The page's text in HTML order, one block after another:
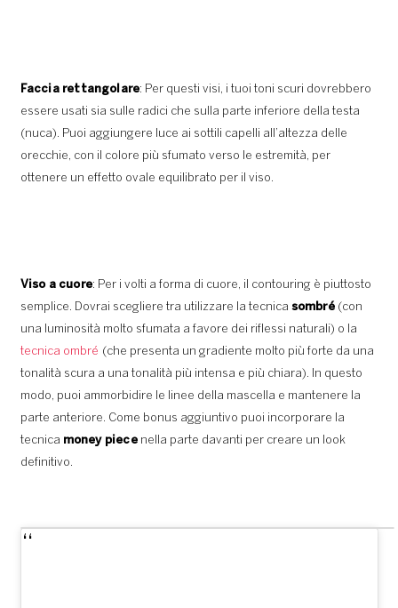
Faccia rettangolare: Per questi visi, i tuoi toni scuri dovrebbero
essere usati sia sulle radici che sulla parte inferiore della testa
(nuca). Puoi aggiungere luce ai sottili capelli all’altezza delle
orecchie, con il colore più sfumato verso le estremità, per
ottenere un effetto ovale equilibrato per il viso.
Viso a cuore: Per i volti a forma di cuore, il contouring è piuttosto
semplice. Dovrai scegliere tra utilizzare la tecnica sombré(con
una luminosità molto sfumata a favore dei riflessi naturali) o la
tecnica ombré (che presenta un gradiente molto più forte da una
tonalità scura a una tonalità più intensa e più chiara). In questo
modo, puoi ammorbidire le linee della mascella e mantenere la
parte anteriore. Come bonus aggiuntivo puoi incorporare la
tecnica money piecenella parte davanti per creare un look
definitivo.